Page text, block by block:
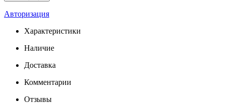
Авторизация
Характеристики
Наличие
Доставка
Комментарии
Отзывы